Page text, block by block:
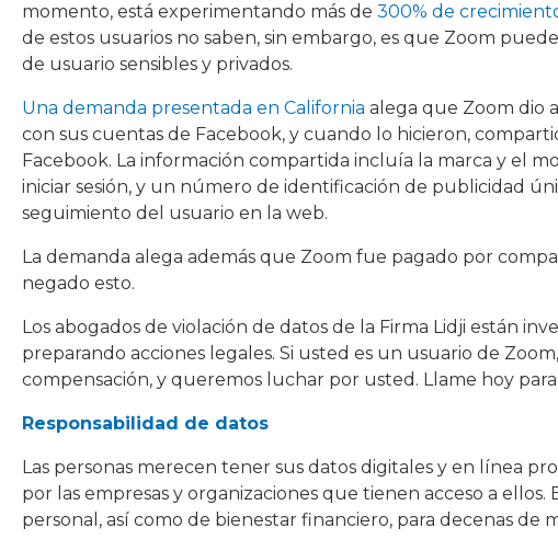
momento, está experimentando más de 300% de
de estos usuarios no saben, sin embargo, es que Zoom
de usuario sensibles y privados.
Una demanda presentada en California alega que Zoom dio
con sus cuentas de Facebook, y cuando lo hicieron,
Facebook. La información compartida incluía la marca y el
iniciar sesión, y un número de identificación de publicidad
seguimiento del usuario en la web.
La demanda alega además que Zoom fue pagado por
negado esto.
Los abogados de violación de datos de la Firma Lidji están
preparando acciones legales. Si usted es un usuario de
compensación, y queremos luchar por usted. Llame hoy
Responsabilidad de datos
Las personas merecen tener sus datos digitales y en línea
por las empresas y organizaciones que tienen acceso a
personal, así como de bienestar financiero, para decenas de